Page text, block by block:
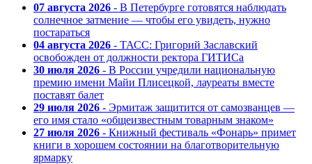
07 августа 2026 - В Петербурге готовятся наблюдать
солнечное затмение — чтобы его увидеть, нужно
постараться
04 августа 2026 - ТАСС: Григорий Заславский
освобожден от должности ректора ГИТИСа
30 июля 2026 - В России учредили национальную
премию имени Майи Плисецкой, лауреаты вместе
поставят балет
29 июля 2026 - Эрмитаж защитится от самозванцев —
его имя стало «общеизвестным товарным знаком»
27 июля 2026 - Книжный фестиваль «Фонарь» примет
книги в хорошем состоянии на благотворительную
ярмарку